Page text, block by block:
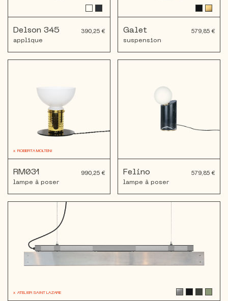
Delson 345
390,25 €
applique
x ROBERTA MOLTENI
RM031
990,25 €
lampe à poser
x ATELIER SAINT LAZARE
Felino
579,85 €
lampe à poser
Galet
579,85 €
suspension